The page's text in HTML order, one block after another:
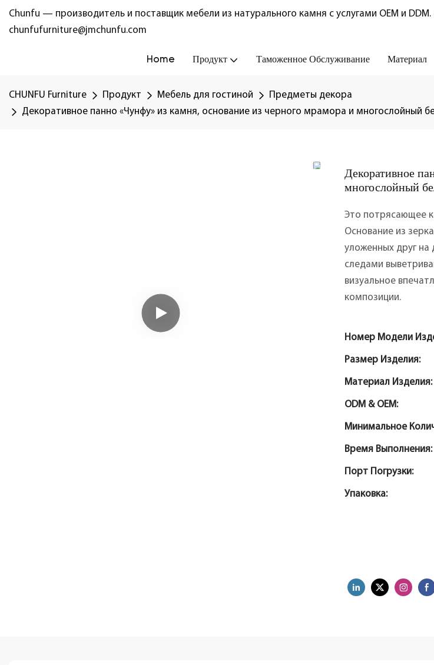
Chunfu — производитель и поставщик мебели из натурального камня с услугами OEM и DDM.
chunfufurniture@jmchunfu.com
Home Продукт Таможенное Обслуживание Материал
CHUNFU Furniture Продукт Мебель для гостиной
Предметы декора
Декоративное панно «Чунфу» из камня, основание из черного мрамора и многослойный
Декоративное
многослойный
Это потрясающее
Основание из
уложенных друг на
следами
визуальное
композиции.
Номер Модели
Размер Изделия:
Материал Изделия:
ODM & OEM:
Минимальное
Время Выполнения:
Порт Погрузки:
Упаковка: